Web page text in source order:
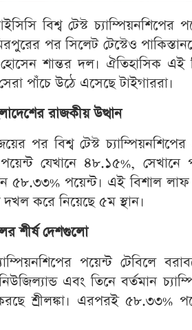
বিশ্ব টেস্ট
পর সিলেট টেস্টেও
শান্তর দল। ঐতিহাসিক
পাঁচে উঠে এসেছে টাইগাররা।
রাজকীয় উত্থান
পর বিশ্ব টেস্ট
যেখানে ৪৮.১৫%, সেখানে
৫৮.৩৩% পয়েন্ট। এই বিশাল লাফ
করে নিয়েছে ৫ম স্থান।
শীর্ষ দেশগুলো
পয়েন্ট টেবিলে
নিউজিল্যান্ড এবং তিনে বর্তমান
শ্রীলঙ্কা। এরপরই ৫৮.৩৩%